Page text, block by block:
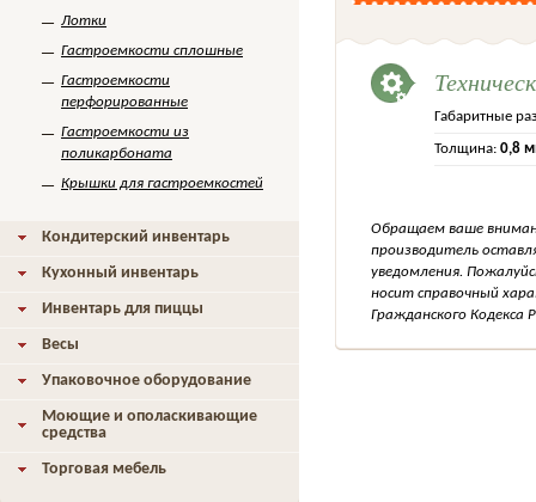
Габаритные
Толщина: 0,8
Обращаем ваше
производитель
уведомления.
носит справочный
Гражданского Кодекса
Лотки
Гастроемкости сплошные
Гастроемкости
перфорированные
Гастроемкости из
поликарбоната
Крышки для гастроемкостей
Кондитерский инвентарь
Кухонный инвентарь
Инвентарь для пиццы
Весы
Упаковочное оборудование
Моющие и ополаскивающие
средства
Торговая мебель